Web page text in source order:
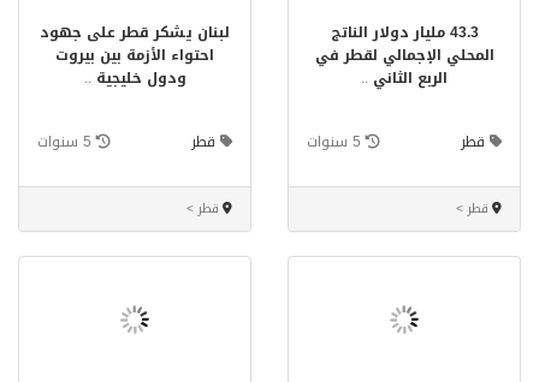
43.3 مليار دولار الناتج
المحلي الإجمالي لقطر في
الربع الثاني ..
قطر 5 سنوات
قطر >
لبنان يشكر قطر على جهود
احتواء الأزمة بين بيروت
ودول خليجية ..
قطر 5 سنوات
قطر >